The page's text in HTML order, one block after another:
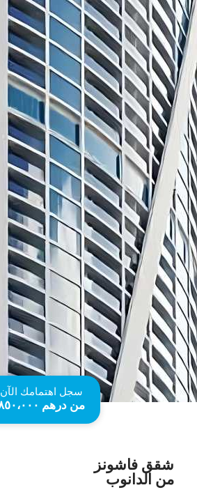
سجل اهتمامك الآن
من درهم ۸٥۰،۰۰۰
شقق فاشونز
من الدانوب